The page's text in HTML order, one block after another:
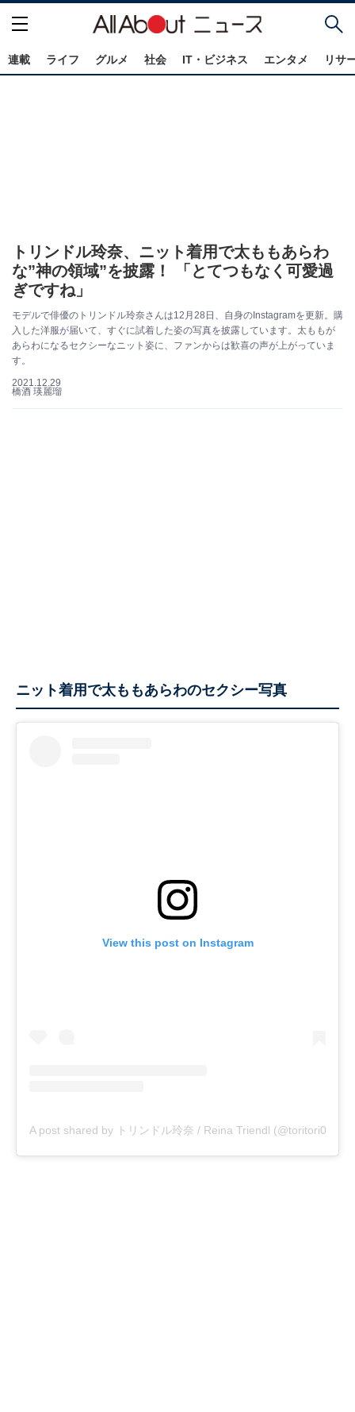
連載 ライフ グルメ 社会 IT・ビジネス エンタメ リサ
トリンドル玲奈、ニット着用で太ももあらわ
な”神の領域”を披露！ 「とてつもなく可愛過
ぎですね」
モデルで俳優のトリンドル玲奈さんは12月28日、自身のInstagramを更新。購
入した洋服が届いて、すぐに試着した姿の写真を披露しています。太ももが
あらわになるセクシーなニット姿に、ファンからは歓喜の声が上がっていま
す。
2021.12.29
橋酒 瑛麗瑠
ニット着用で太ももあらわのセクシー写真
View this post on Instagram
A post shared by トリンドル玲奈 / Reina Triendl (@toritori0123)